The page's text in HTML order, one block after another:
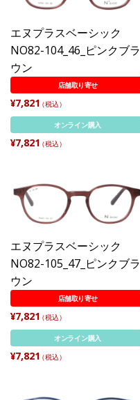
エヌプラスベーシック
NO82-104_46_ピンクブラ
ウン
店舗取り寄せ
¥7,821 （税込）
オンライン購入
¥7,821 （税込）
エヌプラスベーシック
NO82-105_47_ピンクブラ
ウン
店舗取り寄せ
¥7,821 （税込）
オンライン購入
¥7,821 （税込）